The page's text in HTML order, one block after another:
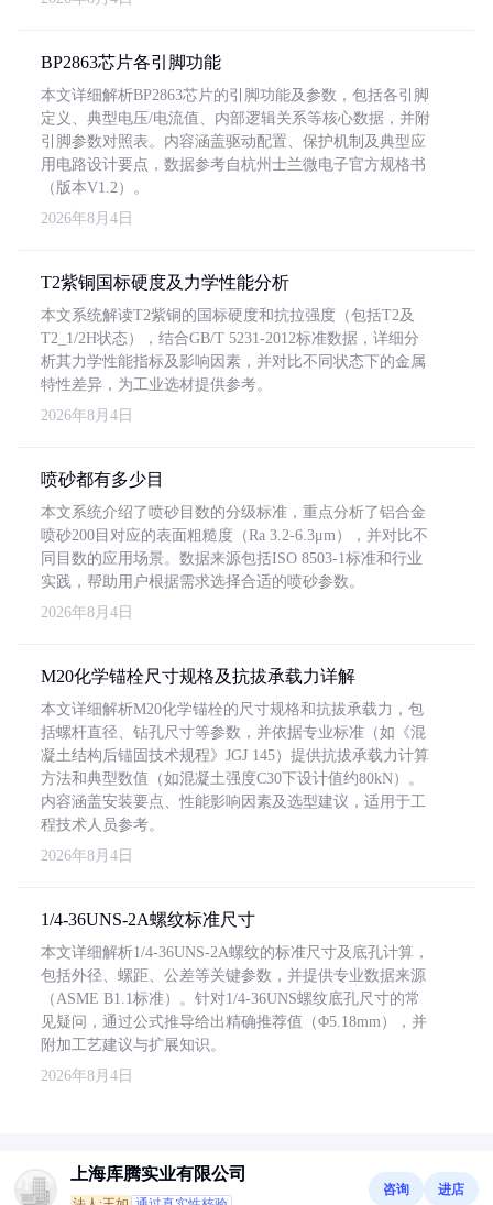
BP2863芯片各引脚功能
本文详细解析BP2863芯片的引脚功能及参数，包括各引脚
定义、典型电压/电流值、内部逻辑关系等核心数据，并附
引脚参数对照表。内容涵盖驱动配置、保护机制及典型应
用电路设计要点，数据参考自杭州士兰微电子官方规格书
（版本V1.2）。
2026年8月4日
T2紫铜国标硬度及力学性能分析
本文系统解读T2紫铜的国标硬度和抗拉强度（包括T2及
T2_1/2H状态），结合GB/T 5231-2012标准数据，详细分
析其力学性能指标及影响因素，并对比不同状态下的金属
特性差异，为工业选材提供参考。
2026年8月4日
喷砂都有多少目
本文系统介绍了喷砂目数的分级标准，重点分析了铝合金
喷砂200目对应的表面粗糙度（Ra 3.2-6.3μm），并对比不
同目数的应用场景。数据来源包括ISO 8503-1标准和行业
实践，帮助用户根据需求选择合适的喷砂参数。
2026年8月4日
M20化学锚栓尺寸规格及抗拔承载力详解
本文详细解析M20化学锚栓的尺寸规格和抗拔承载力，包
括螺杆直径、钻孔尺寸等参数，并依据专业标准（如《混
凝土结构后锚固技术规程》JGJ 145）提供抗拔承载力计算
方法和典型数值（如混凝土强度C30下设计值约80kN）。
内容涵盖安装要点、性能影响因素及选型建议，适用于工
程技术人员参考。
2026年8月4日
1/4-36UNS-2A螺纹标准尺寸
本文详细解析1/4-36UNS-2A螺纹的标准尺寸及底孔计算，
包括外径、螺距、公差等关键参数，并提供专业数据来源
（ASME B1.1标准）。针对1/4-36UNS螺纹底孔尺寸的常
见疑问，通过公式推导给出精确推荐值（Φ5.18mm），并
附加工艺建议与扩展知识。
2026年8月4日
上海库腾实业有限公司
咨询 进店